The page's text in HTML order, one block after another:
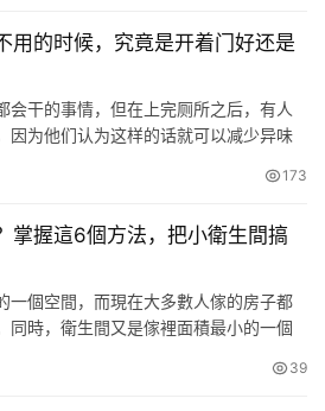
用的时候，究竟是开着门好还是
会干的事情，但在上完厕所之后，有人
因为他们认为这样的话就可以减少异味
通，从而减少细菌堆积。那么厕所不用
么要这样说呢？厕所门开着不是挺好的
173
掌握這6個方法，把小衛生間搞
一個空間，而現在大多數人傢的房子都
同時，衛生間又是傢裡面積最小的一個
房。而在一些面積稍小些的戶型中，衛
39